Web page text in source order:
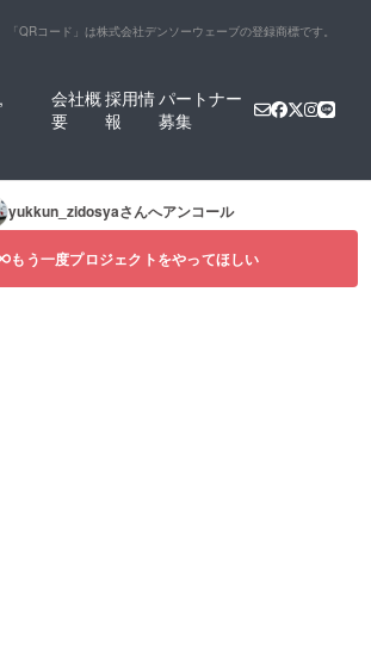
「QRコード」は株式会社デンソーウェーブの登録商標です。
会社概
要
採用情
報
パートナー
募集
yukkun_zidosyaさんへアンコール
もう一度プロジェクトをやってほしい